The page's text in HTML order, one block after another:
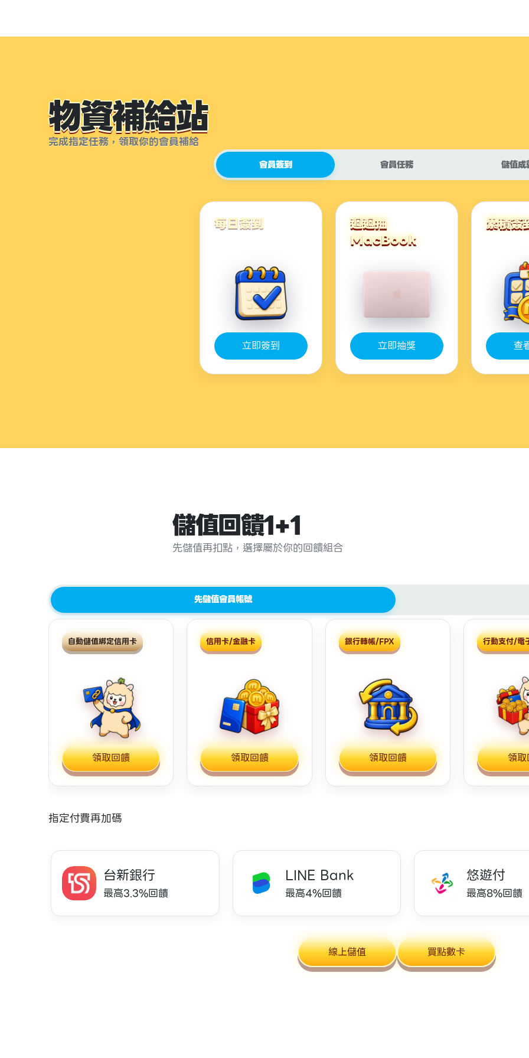
物資補給站
完成指定任務，領取你的會員補給
會員簽到 會員任務 儲值成
每日簽到
立即簽到
週週抽
MacBook
立即抽獎
累積簽
查
儲值回饋1+1
先儲值再扣點，選擇屬於你的回饋組合
先儲值會員帳號
自動儲值綁定信用卡
領取回饋
信用卡/金融卡
領取回饋
銀行轉帳/FPX
領取回饋
行動支付/電
領
指定付費再加碼
台新銀行
最高3.3%回饋
LINE Bank
最高4%回饋
悠遊付
最高8%回饋
線上儲值 買點數卡